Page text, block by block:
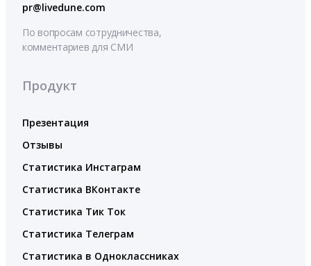
pr@livedune.com
По вопросам сотрудничества,
комментариев для СМИ
Продукт
Презентация
Отзывы
Статистика Инстаграм
Статистика ВКонтакте
Статистика Тик Ток
Статистика Телеграм
Статистика в Одноклассниках